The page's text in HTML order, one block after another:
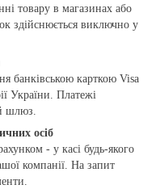
товару в магазинах або
здійснюється виключно у
банківською карткою Visa
України. Платежі
шлюз.
осіб
- у касі будь-якого
компанії. На запит